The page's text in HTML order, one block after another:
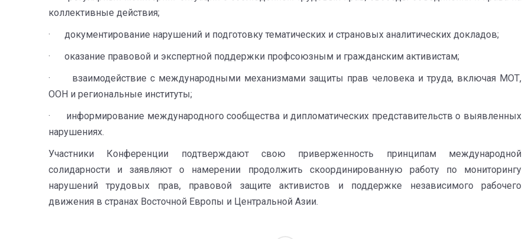
коллективные действия;
· документирование нарушений и подготовку тематических и страновых аналитических докладов;
· оказание правовой и экспертной поддержки профсоюзным и гражданским активистам;
· взаимодействие с международными механизмами защиты прав человека и труда, включая МОТ,
ООН и региональные институты;
· информирование международного сообщества и дипломатических представительств о выявленных
нарушениях.
Участники Конференции подтверждают свою приверженность принципам международной
солидарности и заявляют о намерении продолжить скоординированную работу по мониторингу
нарушений трудовых прав, правовой защите активистов и поддержке независимого рабочего
движения в странах Восточной Европы и Центральной Азии.